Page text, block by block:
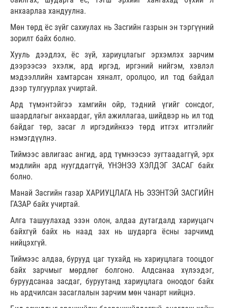
анхаарлаа хандуулна.
Мөн төрд ёс зүйг сахиулах нь Засгийн газрын эн тэргүүний
зорилт байх болно.
Хууль дээдлэх, ёс зүй, хариуцлагыг эрхэмлэх зарчим
дээрээсээ эхэлж, ард иргэд, иргэний нийгэм, хэвлэл
мэдээллийн хамтарсан хяналт, оролцоо, ил тод байдал
дээр тулгуурлах учиртай.
Ард түмэнтэйгээ хамгийн ойр, тэдний үгийг сонсдог,
шаардлагыг анхаардаг, үйл ажиллагаа, шийдвэр нь ил тод
байдаг төр, засаг л иргэдийнхээ төрд итгэх итгэлийг
нэмэгдүүлнэ.
Тиймээс авлигаас ангид, ард түмнээсээ зугтаадаггүй, эрх
мэдлийн ард нуугддаггүй, ҮНЭНЭЭ ХЭЛДЭГ ЗАСАГ байх
болно.
Манай Засгийн газар ХАРИУЦЛАГА НЬ ЭЗЭНТЭЙ ЗАСГИЙН
ГАЗАР байх учиртай.
Алга ташуулахад эзэн олон, алдаа дутагдалд хариуцагч
байхгүй байх нь наад зах нь шударга ёсны зарчимд
нийцэхгүй.
Тиймээс алдаа, бурууд цаг тухайд нь хариуцлага тооцдог
байх зарчмыг мөрдлөг болгоно. Алдсанаа хүлээдэг,
буруудсанаа засдаг, буруутанд хариуцлага оноодог байх
нь ардчилсан засаглалын зарчим мөн чанарт нийцнэ.